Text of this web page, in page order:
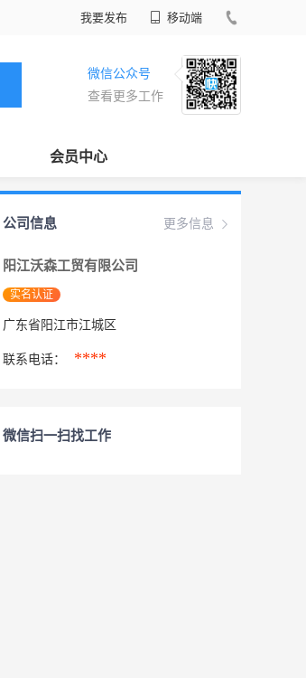
我要发布 移动端
微信公众号
查看更多工作
会员中心
更多信息
公司信息
阳江沃森工贸有限公司
实名认证
广东省阳江市江城区
联系电话： ****
微信扫一扫找工作